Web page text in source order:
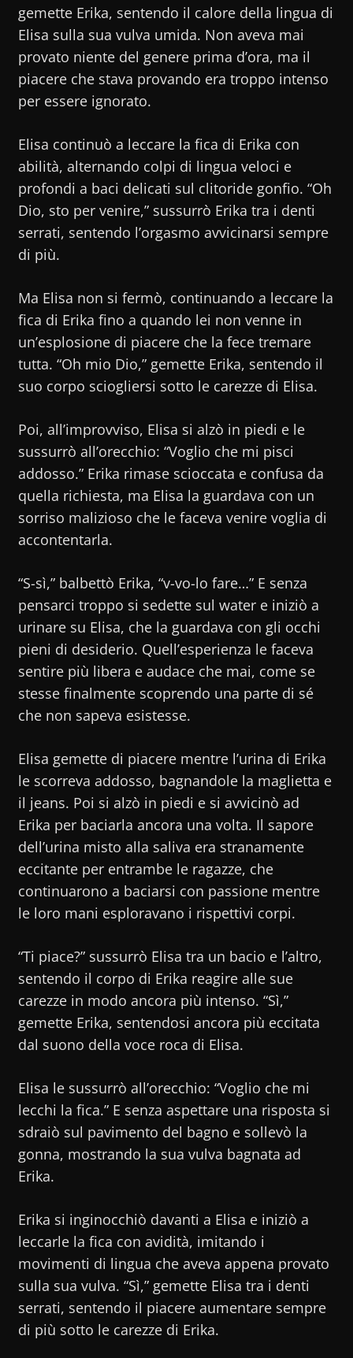
gemette Erika, sentendo il calore della lingua di
Elisa sulla sua vulva umida. Non aveva mai
provato niente del genere prima d’ora, ma il
piacere che stava provando era troppo intenso
per essere ignorato.
Elisa continuò a leccare la fica di Erika con
abilità, alternando colpi di lingua veloci e
profondi a baci delicati sul clitoride gonfio. “Oh
Dio, sto per venire,” sussurrò Erika tra i denti
serrati, sentendo l’orgasmo avvicinarsi sempre
di più.
Ma Elisa non si fermò, continuando a leccare la
fica di Erika fino a quando lei non venne in
un’esplosione di piacere che la fece tremare
tutta. “Oh mio Dio,” gemette Erika, sentendo il
suo corpo sciogliersi sotto le carezze di Elisa.
Poi, all’improvviso, Elisa si alzò in piedi e le
sussurrò all’orecchio: “Voglio che mi pisci
addosso.” Erika rimase scioccata e confusa da
quella richiesta, ma Elisa la guardava con un
sorriso malizioso che le faceva venire voglia di
accontentarla.
“S-sì,” balbettò Erika, “v-vo-lo fare…” E senza
pensarci troppo si sedette sul water e iniziò a
urinare su Elisa, che la guardava con gli occhi
pieni di desiderio. Quell’esperienza le faceva
sentire più libera e audace che mai, come se
stesse finalmente scoprendo una parte di sé
che non sapeva esistesse.
Elisa gemette di piacere mentre l’urina di Erika
le scorreva addosso, bagnandole la maglietta e
il jeans. Poi si alzò in piedi e si avvicinò ad
Erika per baciarla ancora una volta. Il sapore
dell’urina misto alla saliva era stranamente
eccitante per entrambe le ragazze, che
continuarono a baciarsi con passione mentre
le loro mani esploravano i rispettivi corpi.
“Ti piace?” sussurrò Elisa tra un bacio e l’altro,
sentendo il corpo di Erika reagire alle sue
carezze in modo ancora più intenso. “Sì,”
gemette Erika, sentendosi ancora più eccitata
dal suono della voce roca di Elisa.
Elisa le sussurrò all’orecchio: “Voglio che mi
lecchi la fica.” E senza aspettare una risposta si
sdraiò sul pavimento del bagno e sollevò la
gonna, mostrando la sua vulva bagnata ad
Erika.
Erika si inginocchiò davanti a Elisa e iniziò a
leccarle la fica con avidità, imitando i
movimenti di lingua che aveva appena provato
sulla sua vulva. “Sì,” gemette Elisa tra i denti
serrati, sentendo il piacere aumentare sempre
di più sotto le carezze di Erika.